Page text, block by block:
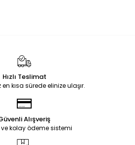
Hızlı Teslimat
kısa sürede elinize ulaşır.
Alışveriş
kolay ödeme sistemi